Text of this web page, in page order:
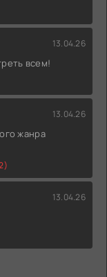
13.04.26
всем!
13.04.26
жанра
13.04.26